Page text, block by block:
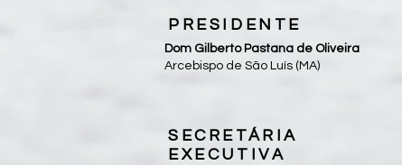
PRESIDENTE
Dom Gilberto Pastana de Oliveira
Arcebispo de São Luís (MA)
SECRETÁRIA
EXECUTIVA